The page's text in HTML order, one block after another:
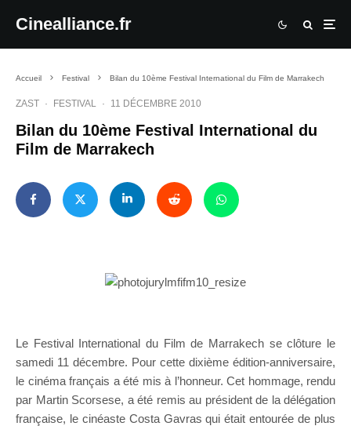
Cinealliance.fr
Accueil Festival Bilan du 10ème Festival International du Film de Marrakech
ZAST · FESTIVAL · 11 DÉCEMBRE 2010
Bilan du 10ème Festival International du
Film de Marrakech
Le Festival International du Film de Marrakech se clôture le
samedi 11 décembre. Pour cette dixième édition-anniversaire,
le cinéma français a été mis à l’honneur. Cet hommage, rendu
par Martin Scorsese, a été remis au président de la délégation
française, le cinéaste Costa Gavras qui était entourée de plus